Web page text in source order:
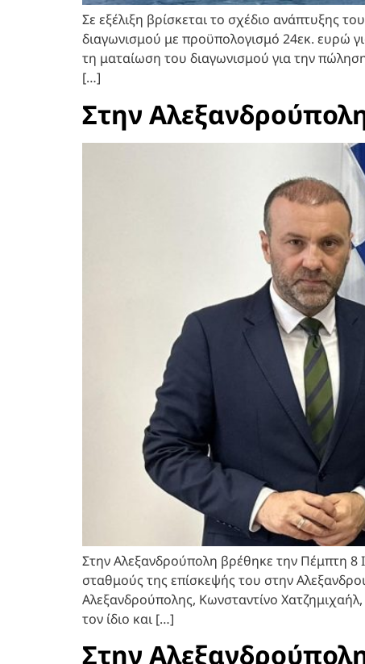
Σε εξέλιξη βρίσκεται το σχέδιο ανάπτυξης
διαγωνισμού με προϋπολογισμό 24εκ. ευρώ
τη ματαίωση του διαγωνισμού για την
[…]
Στην
Στην Αλεξανδρούπολη βρέθηκε την Πέμπτη 8
σταθμούς της επίσκεψής του στην
Αλεξανδρούπολης, Κωνσταντίνο
τον ίδιο και […]
Στην